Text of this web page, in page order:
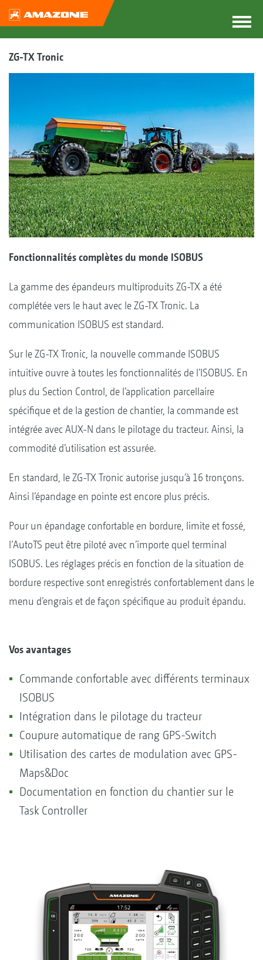
ZG-TX Tronic
Fonctionnalités complètes du monde ISOBUS
La gamme des épandeurs multiproduits ZG-TX a été
complétée vers le haut avec le ZG-TX Tronic. La
communication ISOBUS est standard.
Sur le ZG-TX Tronic, la nouvelle commande ISOBUS
intuitive ouvre à toutes les fonctionnalités de l’ISOBUS. En
plus du Section Control, de l’application parcellaire
spécifique et de la gestion de chantier, la commande est
intégrée avec AUX-N dans le pilotage du tracteur. Ainsi, la
commodité d’utilisation est assurée.
En standard, le ZG-TX Tronic autorise jusqu’à 16 tronçons.
Ainsi l’épandage en pointe est encore plus précis.
Pour un épandage confortable en bordure, limite et fossé,
l’AutoTS peut être piloté avec n’importe quel terminal
ISOBUS. Les réglages précis en fonction de la situation de
bordure respective sont enregistrés confortablement dans le
menu d’engrais et de façon spécifique au produit épandu.
Vos avantages
Commande confortable avec différents terminaux
ISOBUS
Intégration dans le pilotage du tracteur
Coupure automatique de rang GPS-Switch
Utilisation des cartes de modulation avec GPS-
Maps&Doc
Documentation en fonction du chantier sur le
Task Controller